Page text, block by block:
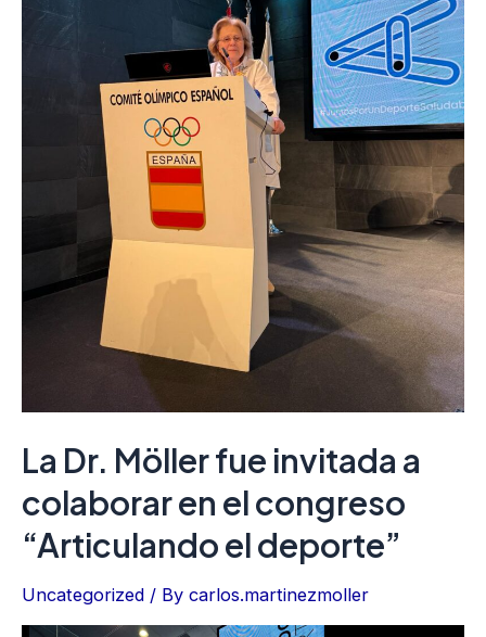
La Dr. Möller fue invitada a
colaborar en el congreso
“Articulando el deporte”
Uncategorized / By carlos.martinezmoller